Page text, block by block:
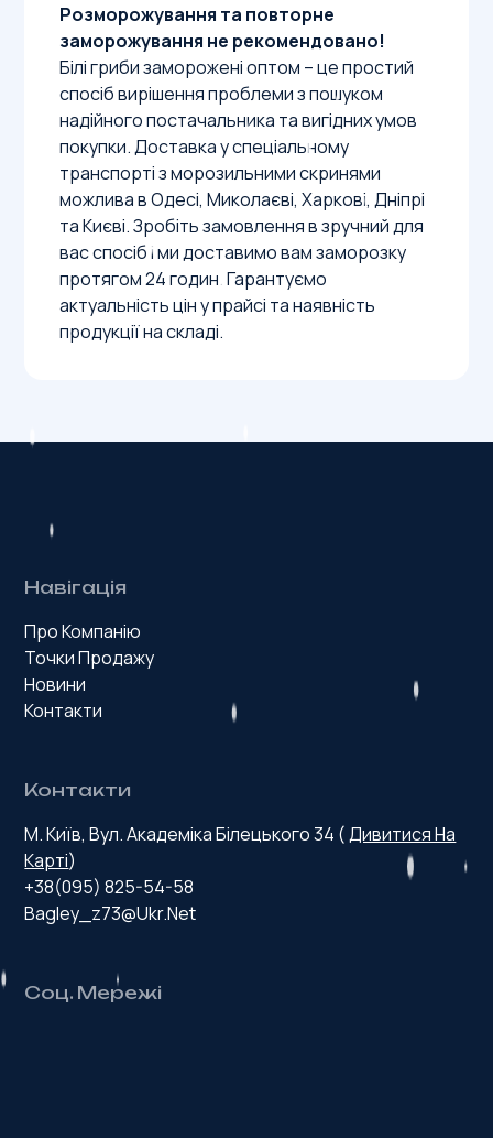
Розморожування та повторне
заморожування не рекомендовано!
Білі гриби заморожені оптом – це простий
спосіб вирішення проблеми з пошуком
надійного постачальника та вигідних умов
покупки. Доставка у спеціальному
транспорті з морозильними скринями
можлива в Одесі, Миколаєві, Харкові, Дніпрі
та Києві. Зробіть замовлення в зручний для
вас спосіб і ми доставимо вам заморозку
протягом 24 годин. Гарантуємо
актуальність цін у прайсі та наявність
продукції на складі.
Навігація
Про Компанію
Точки Продажу
Новини
Контакти
Контакти
М. Київ, Вул. Академіка Білецького 34 (Дивитися На
Карті)
+38(095) 825-54-58
Bagley_z73@ukr.net
Соц. Мережі